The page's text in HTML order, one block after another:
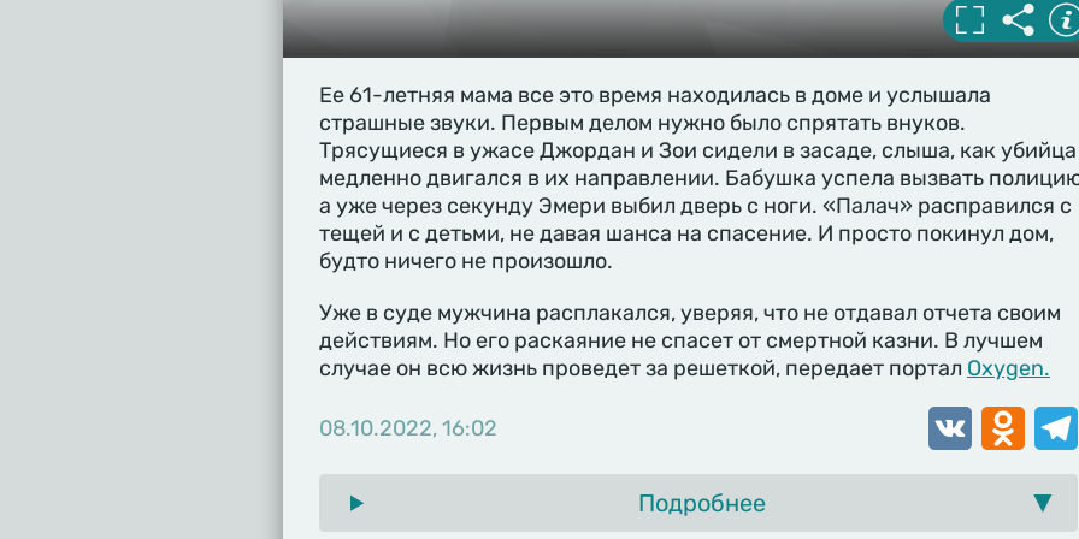
Ее 61-летняя мама все это время находилась в доме и услышала
страшные звуки. Первым делом нужно было спрятать внуков.
Трясущиеся в ужасе Джордан и Зои сидели в засаде, слыша, как убийца
медленно двигался в их направлении. Бабушка успела вызвать
а уже через секунду Эмери выбил дверь с ноги. «Палач» расправился с
тещей и с детьми, не давая шанса на спасение. И просто покинул дом,
будто ничего не произошло.
Уже в суде мужчина расплакался, уверяя, что не отдавал отчета своим
действиям. Но его раскаяние не спасет от смертной казни. В лучшем
случае он всю жизнь проведет за решеткой, передает портал Oxygen.
08.10.2022, 16:02 VK
Подробнее